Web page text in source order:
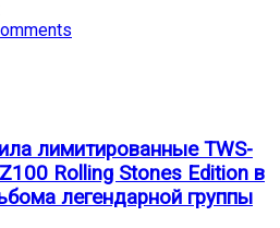
лимитированные TWS-
Rolling Stones Edition в
легендарной группы